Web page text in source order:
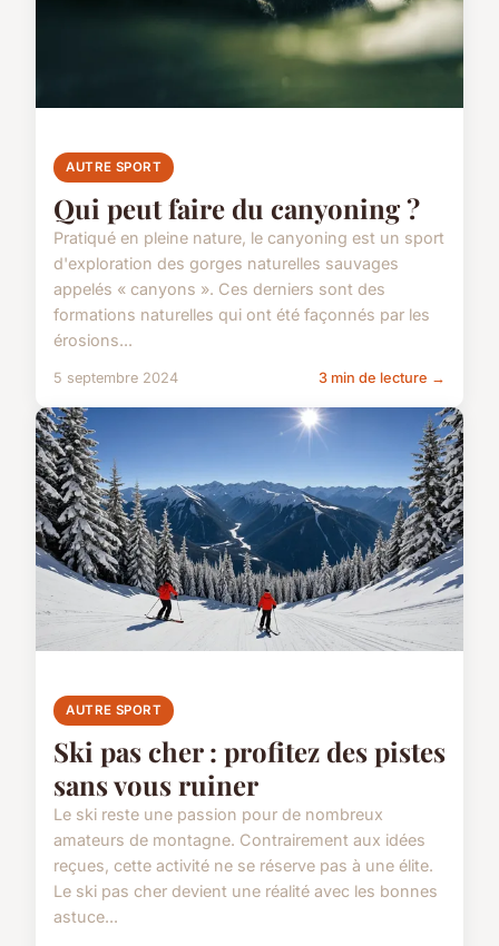
AUTRE SPORT
Qui peut faire du canyoning ?
Pratiqué en pleine nature, le canyoning est un sport
d'exploration des gorges naturelles sauvages
appelés « canyons ». Ces derniers sont des
formations naturelles qui ont été façonnés par les
érosions...
5 septembre 2024 3 min de lecture →
AUTRE SPORT
Ski pas cher : profitez des pistes
sans vous ruiner
Le ski reste une passion pour de nombreux
amateurs de montagne. Contrairement aux idées
reçues, cette activité ne se réserve pas à une élite.
Le ski pas cher devient une réalité avec les bonnes
astuce...